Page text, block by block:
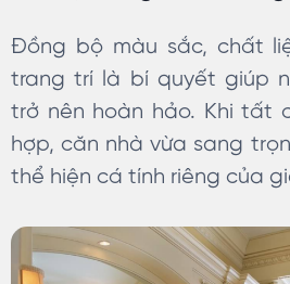
Đồng bộ màu sắc, chất
trang trí là bí quyết giúp
trở nên hoàn hảo. Khi tất
hợp, căn nhà vừa sang
thể hiện cá tính riêng của